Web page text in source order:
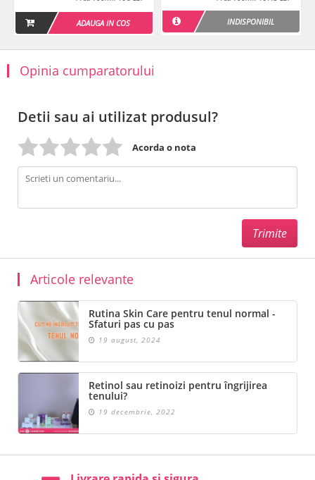
ADAUGA IN COS INDISPONIBIL
Opinia cumparatorului
Detii sau ai utilizat produsul?
Acorda o nota
Articole relevante
Rutina Skin Care pentru tenul normal -
Sfaturi pas cu pas
19 august, 2024
Retinol sau retinoizi pentru îngrijirea
tenului?
19 decembrie, 2022